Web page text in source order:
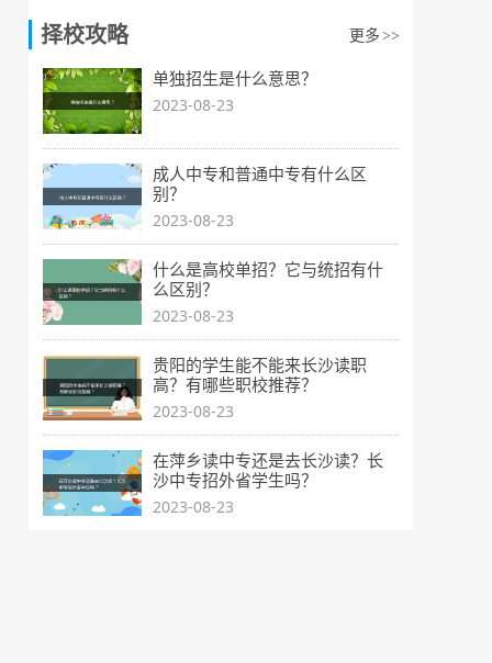
择校攻略 更多 >>
单独招生是什么意思？
2023-08-23
成人中专和普通中专有什么区
别？
2023-08-23
什么是高校单招？它与统招有什
么区别？
2023-08-23
贵阳的学生能不能来长沙读职
高？有哪些职校推荐？
2023-08-23
在萍乡读中专还是去长沙读？长
沙中专招外省学生吗？
2023-08-23